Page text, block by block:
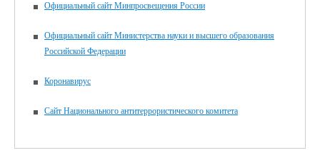
Официальный сайт Минпросвещения России
Официальный сайт Министерства науки и высшего образования
Российской Федерации
Коронавирус
Сайт Национального антитеррористического комитета